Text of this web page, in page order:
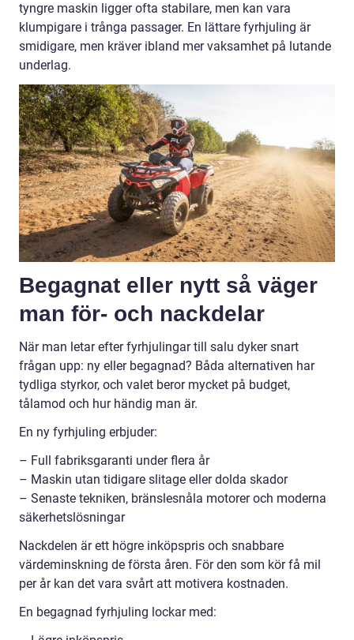
tyngre maskin ligger ofta stabilare, men kan vara
klumpigare i trånga passager. En lättare fyrhjuling är
smidigare, men kräver ibland mer vaksamhet på lutande
underlag.
Begagnat eller nytt så väger
man för- och nackdelar
När man letar efter fyrhjulingar till salu dyker snart
frågan upp: ny eller begagnad? Båda alternativen har
tydliga styrkor, och valet beror mycket på budget,
tålamod och hur händig man är.
En ny fyrhjuling erbjuder:
– Full fabriksgaranti under flera år
– Maskin utan tidigare slitage eller dolda skador
– Senaste tekniken, bränslesnåla motorer och moderna
säkerhetslösningar
Nackdelen är ett högre inköpspris och snabbare
värdeminskning de första åren. För den som kör få mil
per år kan det vara svårt att motivera kostnaden.
En begagnad fyrhjuling lockar med: